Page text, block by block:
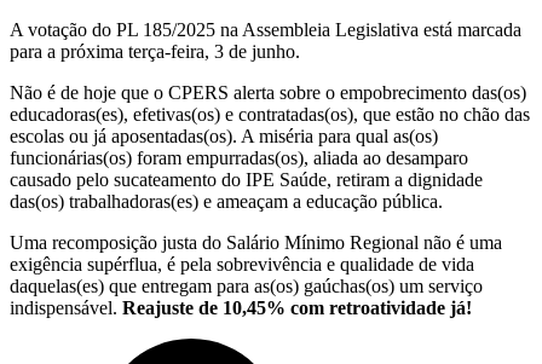
A votação do PL 185/2025 na Assembleia Legislativa está marcada
para a próxima terça-feira, 3 de junho.
Não é de hoje que o CPERS alerta sobre o empobrecimento das(os)
educadoras(es), efetivas(os) e contratadas(os), que estão no chão das
escolas ou já aposentadas(os). A miséria para qual as(os)
funcionárias(os) foram empurradas(os), aliada ao desamparo
causado pelo sucateamento do IPE Saúde, retiram a dignidade
das(os) trabalhadoras(es) e ameaçam a educação pública.
Uma recomposição justa do Salário Mínimo Regional não é uma
exigência supérflua, é pela sobrevivência e qualidade de vida
daquelas(es) que entregam para as(os) gaúchas(os) um serviço
indispensável. Reajuste de 10,45% com retroatividade já!